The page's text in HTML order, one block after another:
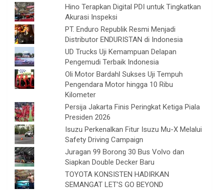
Hino Terapkan Digital PDI untuk Tingkatkan
Akurasi Inspeksi
PT. Enduro Republik Resmi Menjadi
Distributor ENDURISTAN di Indonesia
UD Trucks Uji Kemampuan Delapan
Pengemudi Terbaik Indonesia
Oli Motor Bardahl Sukses Uji Tempuh
Pengendara Motor hingga 10 Ribu
Kilometer
Persija Jakarta Finis Peringkat Ketiga Piala
Presiden 2026
Isuzu Perkenalkan Fitur Isuzu Mu-X Melalui
Safety Driving Campaign
Juragan 99 Borong 30 Bus Volvo dan
Siapkan Double Decker Baru
TOYOTA KONSISTEN HADIRKAN
SEMANGAT LET’S GO BEYOND